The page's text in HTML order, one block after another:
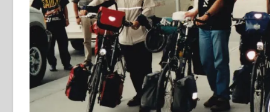
afkorting ?